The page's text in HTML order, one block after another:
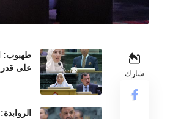
شارك
طهبوب:
على قدر